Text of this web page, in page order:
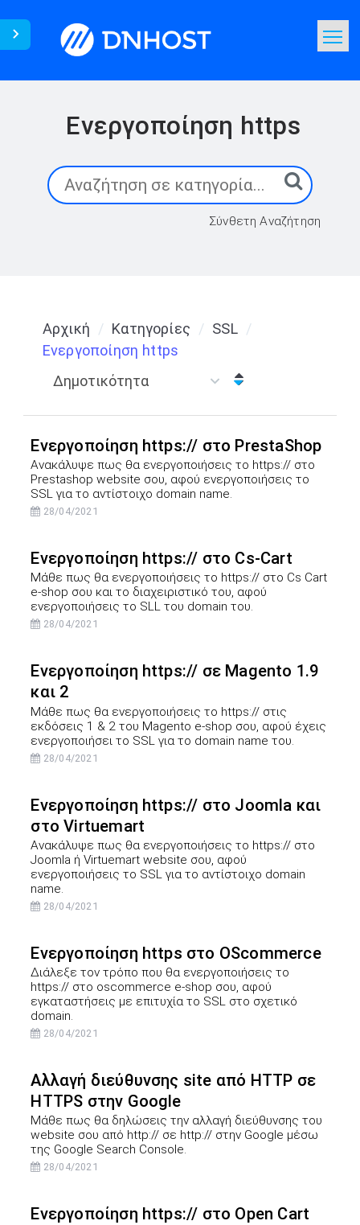
Ενεργοποίηση https
Σύνθετη Αναζήτηση
Αρχική Κατηγορίες
SSL
Ενεργοποίηση https
Ενεργοποίηση https:// στο PrestaShop
Ανακάλυψε πως θα ενεργοποιήσεις το https:// στο
Prestashop website σου, αφού ενεργοποιήσεις το
SSL για το αντίστοιχο domain name.
28/04/2021
Ενεργοποίηση https:// στο Cs-Cart
Μάθε πως θα ενεργοποιήσεις το https:// στο Cs Cart
e-shop σου και το διαχειριστικό του, αφού
ενεργοποιήσεις το SLL του domain του.
28/04/2021
Ενεργοποίηση https:// σε Magento 1.9
και 2
Μάθε πως θα ενεργοποιήσεις το https:// στις
εκδόσεις 1 & 2 του Magento e-shop σου, αφού έχεις
ενεργοποιήσει το SSL για το domain name του.
28/04/2021
Ενεργοποίηση https:// στο Joomla και
στο Virtuemart
Ανακάλυψε πως θα ενεργοποιήσεις το https:// στο
Joomla ή Virtuemart website σου, αφού
ενεργοποιήσεις το SSL για το αντίστοιχο domain
name.
28/04/2021
Ενεργοποίηση https στο OScommerce
Διάλεξε τον τρόπο που θα ενεργοποιήσεις το
https:// στο oscommerce e-shop σου, αφού
εγκαταστήσεις με επιτυχία το SSL στο σχετικό
domain.
28/04/2021
Αλλαγή διεύθυνσης site από HTTP σε
HTTPS στην Google
Μάθε πως θα δηλώσεις την αλλαγή διεύθυνσης του
website σου από http:// σε http:// στην Google μέσω
της Google Search Console.
28/04/2021
Ενεργοποίηση https:// στο Open Cart